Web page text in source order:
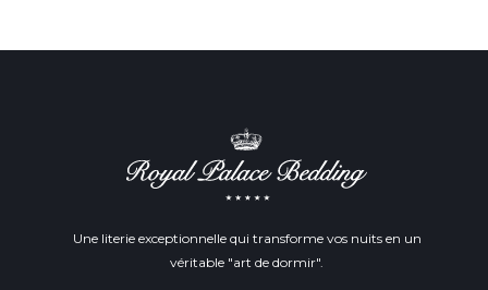
Une literie exceptionnelle qui transforme vos nuits en un
véritable "art de dormir".